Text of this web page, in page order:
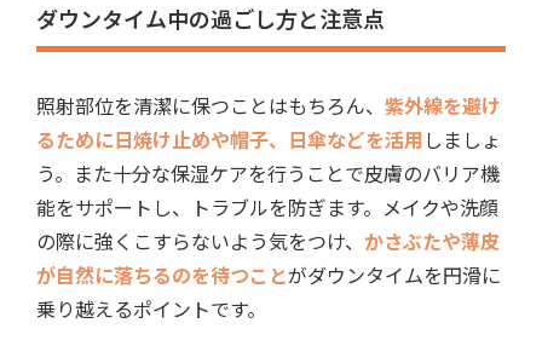
ダウンタイム中の過ごし方と注意点
照射部位を清潔に保つことはもちろん、 紫外線を避け
るために日焼け止めや帽子、日傘などを活用しましょ
う。また十分な保湿ケアを行うことで皮膚のバリア機
能をサポートし、トラブルを防ぎます。メイクや洗顔
の際に強くこすらないよう気をつけ、 かさぶたや薄皮
が自然に落ちるのを待つことがダウンタイムを円滑に
乗り越えるポイントです。